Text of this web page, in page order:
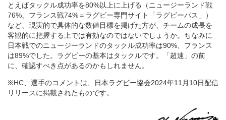
とえばタックル成功率を80%以上に上げる（ニュージーランド戦
76%、フランス戦74%＝ラグビー専門サイト「ラグビーパス」）
など、現実的で具体的な数値目標を掲げた方が、チームの成長を
客観的に把握する上では有効なのではないでしょうか。ちなみに
日本戦でのニュージーランドのタックル成功率は90%、フランス
は89%でした。ラグビーの基本はタックルです。「超速」の前
に、確認すべき点があるのかもしれません。
※HC、選手のコメントは、日本ラグビー協会2024年11月10日配信
リリースに掲載されたものです。